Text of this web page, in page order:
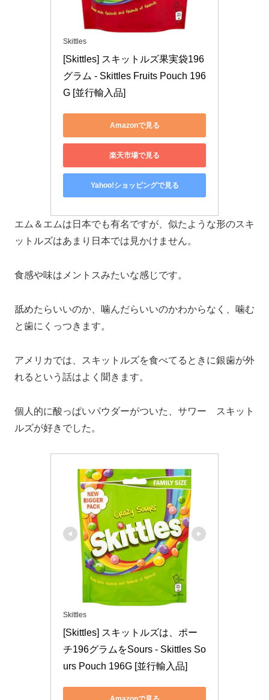
Skittles
[Skittles] スキットルズ果実袋196
グラム - Skittles Fruits Pouch 196
G [並行輸入品]
Amazonで見る
楽天市場で見る
Yahoo!ショッピングで見る
エム＆エムは日本でも有名ですが、似たような形のスキ
ットルズはあまり日本では見かけません。
食感や味はメントスみたいな感じです。
舐めたらいいのか、噛んだらいいのかわからなく、噛む
と歯にくっつきます。
アメリカでは、スキットルズを食べてるときに銀歯が外
れるという話はよく聞きます。
個人的に酸っぱいパウダーがついた、サワー スキット
ルズが好きでした。
Skittles
[Skittles] スキットルズは、ポー
チ196グラムをSours - Skittles So
urs Pouch 196G [並行輸入品]